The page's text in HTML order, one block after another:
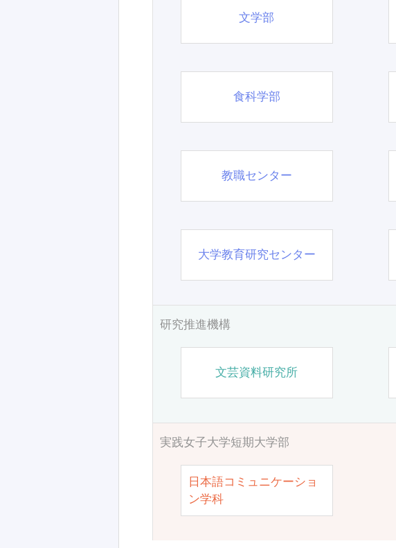
文学部
食科学部
教職センター
大学教育研究センター
研究推進機構
文芸資料研究所
実践女子大学短期大学部
日本語コミュニケーショ
ン学科